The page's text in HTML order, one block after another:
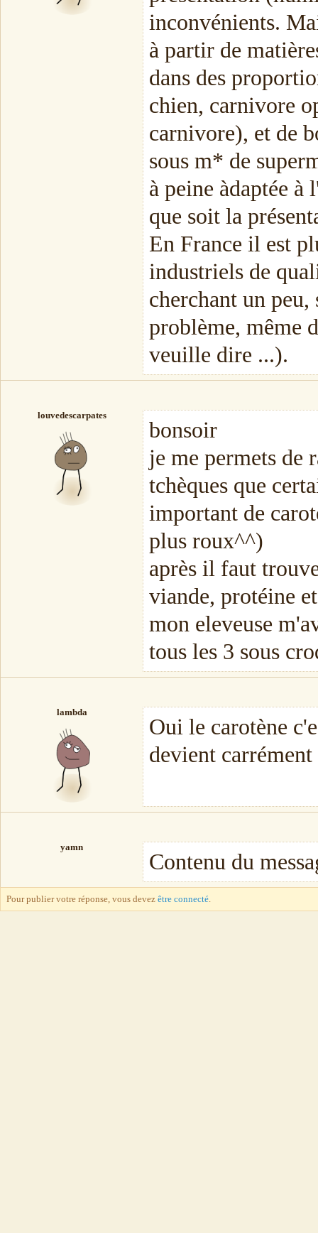
inconvénients.
à partir de
dans des
chien, carnivore
carnivore), et de
sous m* de
à peine àdaptée
que soit la
En France il est
industriels de
cherchant un
problème, même
veuille dire ...).
louvedescarpates
bonsoir
je me permets de
tchèques que
important de
plus roux^^)
après il faut
viande, protéine
mon eleveuse
tous les 3 sous
lambda
Oui le carotène
devient
yamn
Contenu du
Pour publier votre réponse, vous devez être connecté.